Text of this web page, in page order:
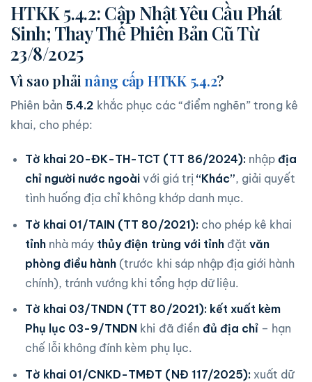
HTKK 5.4.2: Cập Nhật Yêu Cầu Phát
Sinh; Thay Thế Phiên Bản Cũ Từ
23/8/2025
Vì sao phảinâng cấp HTKK 5.4.2?
Phiên bản 5.4.2 khắc phục các “điểm nghẽn” trong kê
khai, cho phép:
Tờ khai 20-ĐK-TH-TCT (TT 86/2024):nhập địa
chỉ người nước ngoài với giá trị “Khác”, giải quyết
tình huống địa chỉ không khớp danh mục.
Tờ khai 01/TAIN (TT 80/2021):cho phép kê khai
tỉnhnhà máy thủy điện trùng với tỉnh đặtvăn
phòng điều hành (trước khi sáp nhập địa giới hành
chính), tránh vướng khi tổng hợp dữ liệu.
Tờ khai 03/TNDN (TT 80/2021): kết xuất kèm
Phụ lục 03-9/TNDN khi đã điền đủ địa chỉ – hạn
chế lỗi không đính kèm phụ lục.
Tờ khai 01/CNKD-TMĐT (NĐ 117/2025):xuất dữ